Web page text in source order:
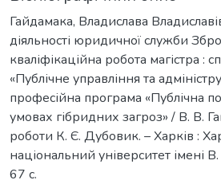
Гайдамака, Владислава
діяльності юридичної служби
кваліфікаційна робота магістра :
«Публічне управління та
професійна програма «Публічна
умовах гібридних загроз» / В. В.
роботи К. Є. Дубовик. – Харків :
національний університет імені
67 с.